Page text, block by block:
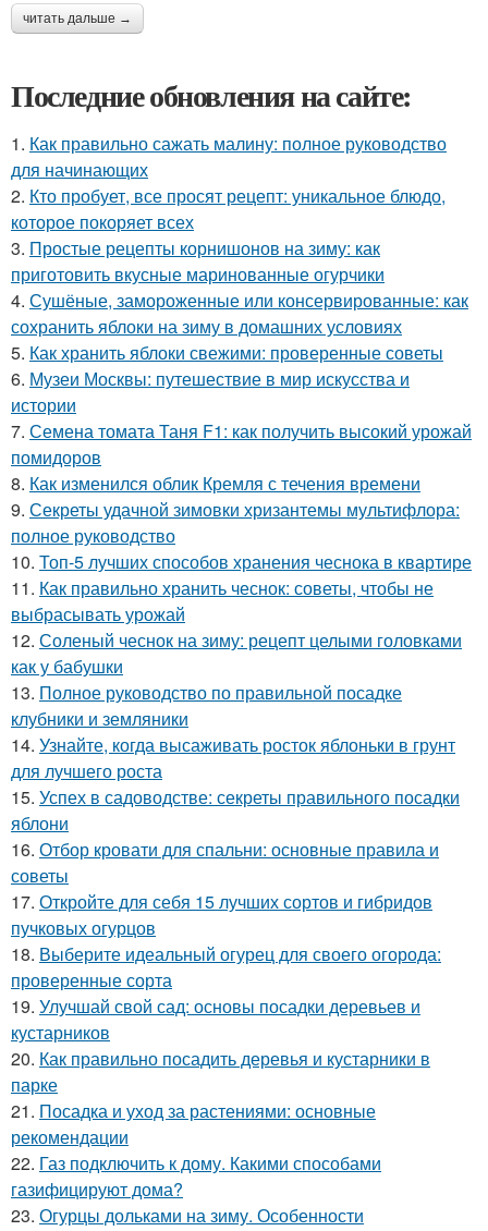
читать дальше →
Последние обновления на сайте:
1. Как правильно сажать малину: полное руководство
для начинающих
2. Кто пробует, все просят рецепт: уникальное блюдо,
которое покоряет всех
3. Простые рецепты корнишонов на зиму: как
приготовить вкусные маринованные огурчики
4. Сушёные, замороженные или консервированные: как
сохранить яблоки на зиму в домашних условиях
5. Как хранить яблоки свежими: проверенные советы
6. Музеи Москвы: путешествие в мир искусства и
истории
7. Семена томата Таня F1: как получить высокий урожай
помидоров
8. Как изменился облик Кремля с течения времени
9. Секреты удачной зимовки хризантемы мультифлора:
полное руководство
10. Топ-5 лучших способов хранения чеснока в квартире
11. Как правильно хранить чеснок: советы, чтобы не
выбрасывать урожай
12. Соленый чеснок на зиму: рецепт целыми головками
как у бабушки
13. Полное руководство по правильной посадке
клубники и земляники
14. Узнайте, когда высаживать росток яблоньки в грунт
для лучшего роста
15. Успех в садоводстве: секреты правильного посадки
яблони
16. Отбор кровати для спальни: основные правила и
советы
17. Откройте для себя 15 лучших сортов и гибридов
пучковых огурцов
18. Выберите идеальный огурец для своего огорода:
проверенные сорта
19. Улучшай свой сад: основы посадки деревьев и
кустарников
20. Как правильно посадить деревья и кустарники в
парке
21. Посадка и уход за растениями: основные
рекомендации
22. Газ подключить к дому. Какими способами
газифицируют дома?
23. Огурцы дольками на зиму. Особенности